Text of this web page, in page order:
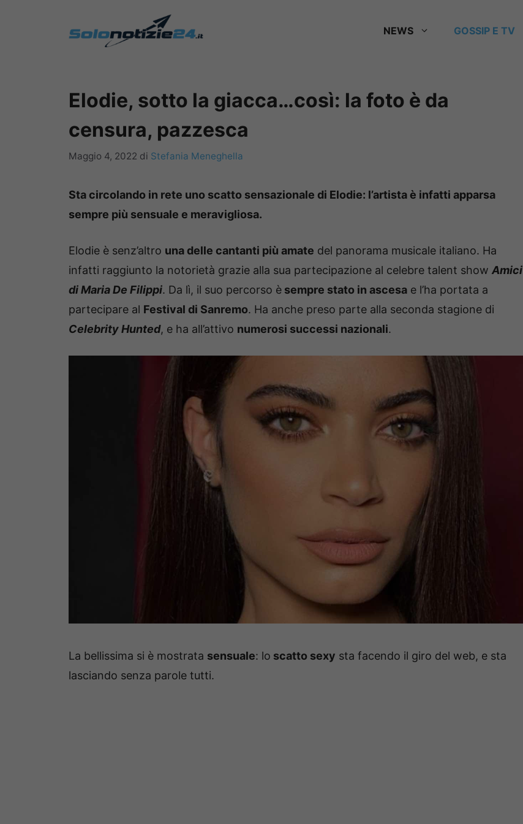
NEWS GOSSIP E TV
Elodie, sotto la giacca…così: la foto è da
censura, pazzesca
Maggio 4, 2022 di Stefania Meneghella
Sta circolando in rete uno scatto sensazionale di Elodie: l’artista è infatti apparsa
sempre più sensuale e meravigliosa.
Elodie è senz’altro una delle cantanti più amate del panorama musicale italiano. Ha
infatti raggiunto la notorietà grazie alla sua partecipazione al celebre talent show Amici
di Maria De Filippi. Da lì, il suo percorso è sempre stato in ascesa e l’ha portata a
partecipare al Festival di Sanremo. Ha anche preso parte alla seconda stagione di
Celebrity Hunted, e ha all’attivo numerosi successi nazionali.
La bellissima si è mostrata sensuale: lo scatto sexy sta facendo il giro del web, e sta
lasciando senza parole tutti.